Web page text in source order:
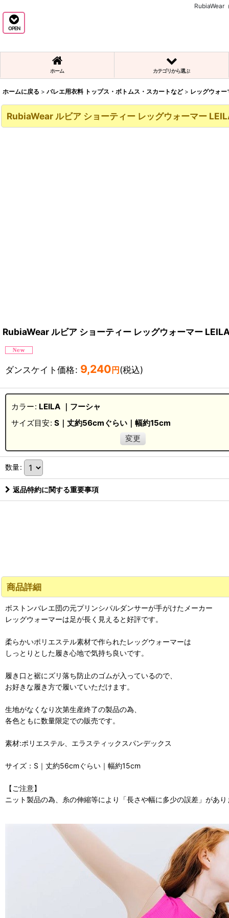
RubiaWear
OPEN
ホーム カテゴリから選ぶ
ホームに戻る > バレエ用衣料 トップス・ボトムス・スカートなど > レッグウォー
RubiaWear ルビア ショーティー レッグウォーマー
RubiaWear ルビア ショーティー レッグウォーマー
ダンスケイト価格: 9,240 円 (税込)
カラー: LEILA ｜フーシャ
サイズ目安: S｜丈約56cmぐらい｜幅約15cm
変更
数量:
返品特約に関する重要事項
商品詳細
ボストンバレエ団の元プリンシパルダンサーが手がけたメーカー
レッグウォーマーは足が長く見えると好評です。
柔らかいポリエステル素材で作られたレッグウォーマーは
しっとりとした履き心地で気持ち良いです。
履き口と裾にズリ落ち防止のゴムが入っているので、
お好きな履き方で履いていただけます。
生地がなくなり次第生産終了の製品の為、
各色ともに数量限定での販売です。
素材:ポリエステル、エラスティックスパンデックス
サイズ：S｜丈約56cmぐらい｜幅約15cm
【ご注意】
ニット製品の為、糸の伸縮等により「長さや幅に多少の誤差」があり